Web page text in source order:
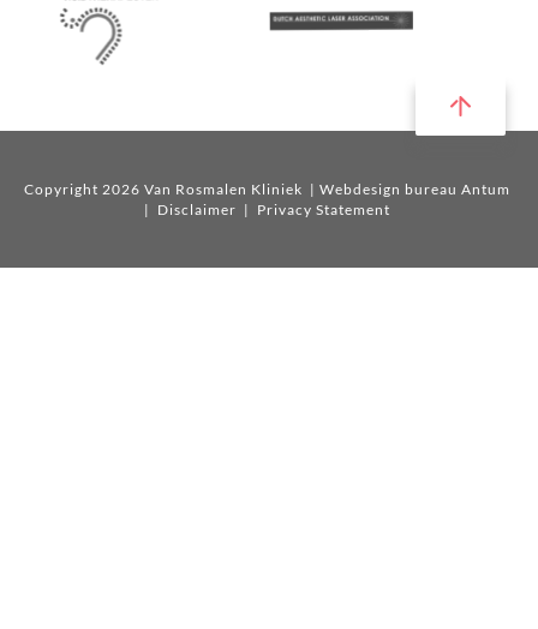
Copyright 2026 Van Rosmalen Kliniek | Webdesign bureau Antum
| Disclaimer | Privacy Statement